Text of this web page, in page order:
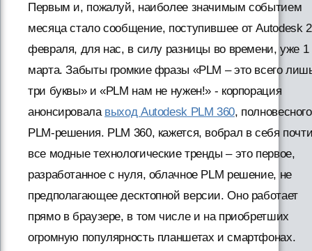
Первым и, пожалуй, наиболее значимым событием
месяца стало сообщение, поступившее от Autodesk
февраля, для нас, в силу разницы во времени, уже 1
марта. Забыты громкие фразы «PLM – это всего
три буквы» и «PLM нам не нужен!» - корпорация
анонсировала выход Autodesk PLM 360, полновесного
PLM-решения. PLM 360, кажется, вобрал в себя
все модные технологические тренды – это первое,
разработанное с нуля, облачное PLM решение, не
предполагающее десктопной версии. Оно работает
прямо в браузере, в том числе и на приобретших
огромную популярность планшетах и смартфонах.